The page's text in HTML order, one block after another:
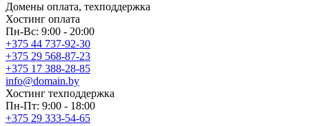
Домены оплата, техподдержка
Хостинг оплата
Пн-Вс: 9:00 - 20:00
+375 44 737-92-30
+375 29 568-87-23
+375 17 388-28-85
info@domain.by
Хостинг техподдержка
Пн-Пт: 9:00 - 18:00
+375 29 333-54-65